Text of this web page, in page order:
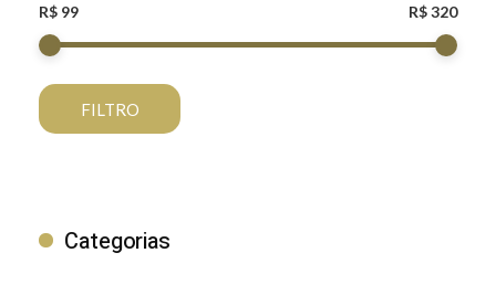
R$ 99 R$ 320
FILTRO
Categorias